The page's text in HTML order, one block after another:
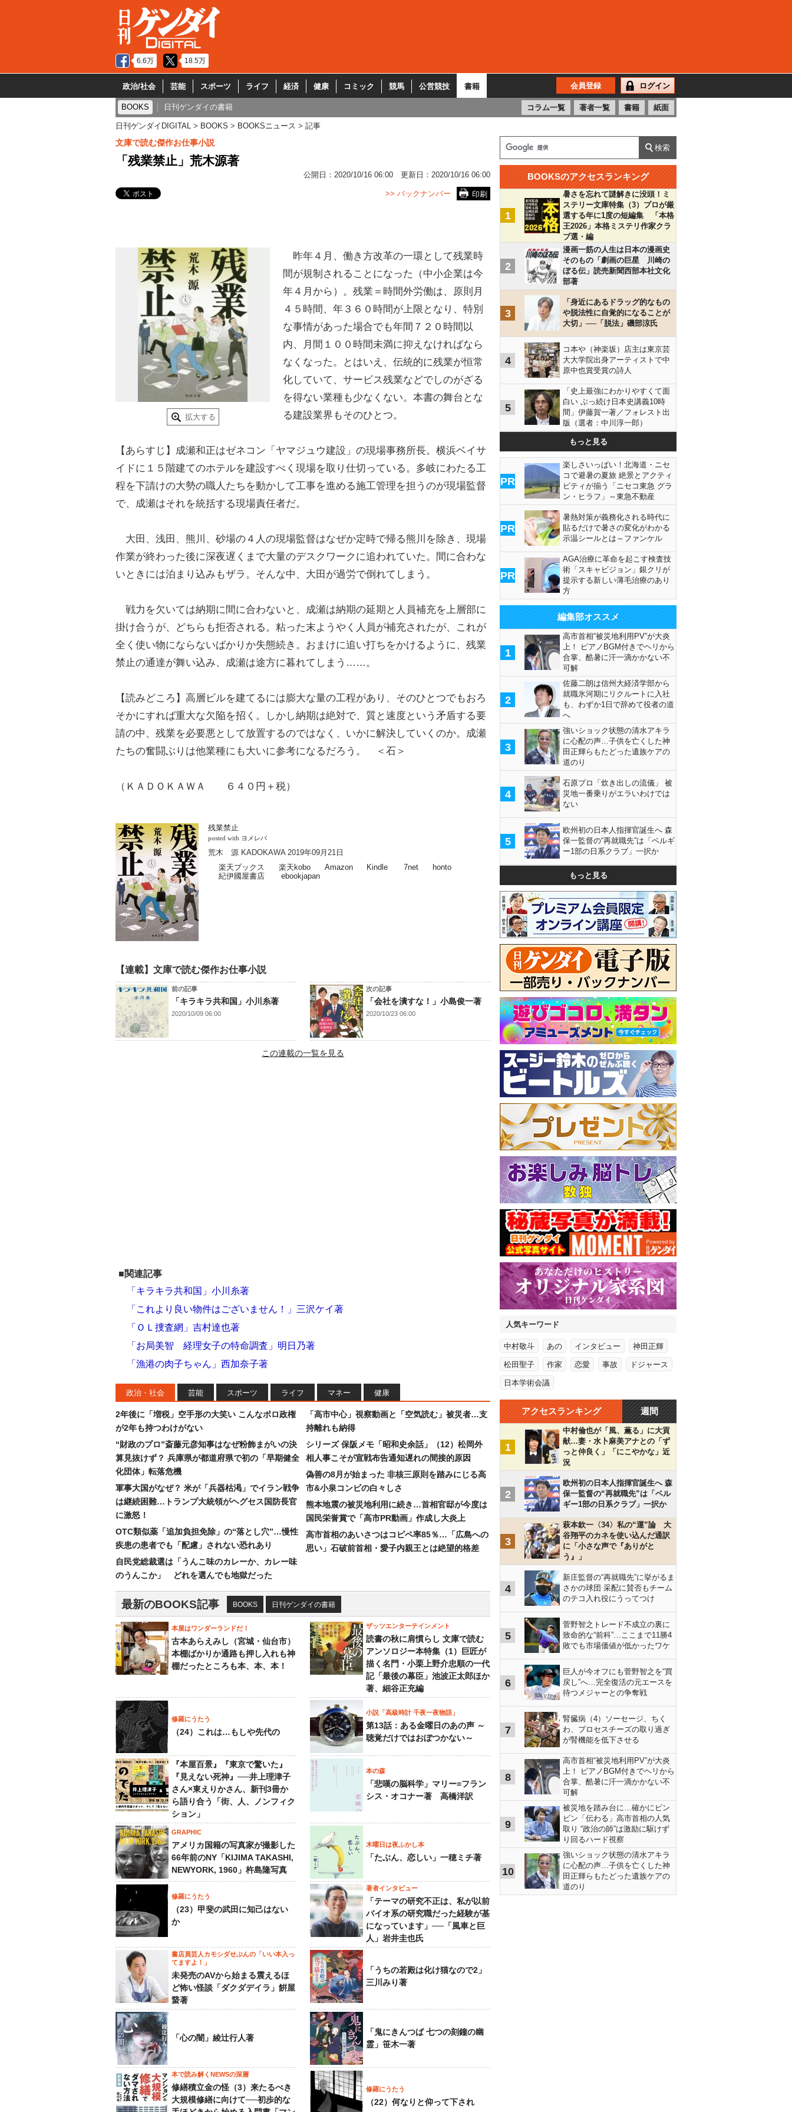
6.6万 18.5万
政治/社会 芸能 スポーツ ライフ 経済 健康 コミック 競馬 公営競技 書籍 会員登録 ログイン
BOOKS 日刊ゲンダイの書籍 コラム一覧 著者一覧 書籍 紙面
日刊ゲンダイDIGITAL BOOKS BOOKSニュース 記事
文庫で読む傑作お仕事小説
「残業禁止」荒木源著
公開日： 2020/10/16 06:00 更新日： 2020/10/16 06:00
印刷
>> バックナンバー
拡大する
昨年４月、働き方改革の一環として残業時
間が規制されることになった（中小企業は今
年４月から）。残業＝時間外労働は、原則月
４５時間、年３６０時間が上限となり、特別
な事情があった場合でも年間７２０時間以
内、月間１００時間未満に抑えなければなら
なくなった。とはいえ、伝統的に残業が恒常
化していて、サービス残業などでしのがざる
を得ない業種も少なくない。本書の舞台とな
る建設業界もそのひとつ。
【あらすじ】成瀬和正はゼネコン「ヤマジュウ建設」の現場事務所長。横浜ベイサ
イドに１５階建てのホテルを建設すべく現場を取り仕切っている。多岐にわたる工
程を下請けの大勢の職人たちを動かして工事を進める施工管理を担うのが現場監督
で、成瀬はそれを統括する現場責任者だ。
大田、浅田、熊川、砂場の４人の現場監督はなぜか定時で帰る熊川を除き、現場
作業が終わった後に深夜遅くまで大量のデスクワークに追われていた。間に合わな
いときには泊まり込みもザラ。そんな中、大田が過労で倒れてしまう。
戦力を欠いては納期に間に合わないと、成瀬は納期の延期と人員補充を上層部に
掛け合うが、どちらも拒否される。粘った末ようやく人員が補充されたが、これが
全く使い物にならないばかりか失態続き。おまけに追い打ちをかけるように、残業
禁止の通達が舞い込み、成瀬は途方に暮れてしまう……。
【読みどころ】高層ビルを建てるには膨大な量の工程があり、そのひとつでもおろ
そかにすれば重大な欠陥を招く。しかし納期は絶対で、質と速度という矛盾する要
請の中、残業を必要悪として放置するのではなく、いかに解決していくのか。成瀬
たちの奮闘ぶりは他業種にも大いに参考になるだろう。 ＜石＞
（ＫＡＤＯＫＡＷＡ ６４０円＋税）
残業禁止
posted with ヨメレバ
荒木 源 KADOKAWA 2019年09月21日
楽天ブックス
楽天kobo Amazon Kindle 7net
honto
紀伊國屋書店
ebookjapan
【連載】文庫で読む傑作お仕事小説
前の記事
「キラキラ共和国」小川糸著
2020/10/09 06:00
次の記事
「会社を潰すな！」小島俊一著
2020/10/23 06:00
この連載の一覧を見る
■関連記事
「キラキラ共和国」小川糸著
「これより良い物件はございません！」三沢ケイ著
「ＯＬ捜査網」吉村達也著
「お局美智 経理女子の特命調査」明日乃著
「漁港の肉子ちゃん」西加奈子著
政治・社会 芸能 スポーツ ライフ マネー 健康
2年後に「増税」空手形の大笑い こんなボロ政権
が2年も持つわけがない
“財政のプロ”斎藤元彦知事はなぜ粉飾まがいの決
算見抜けず？ 兵庫県が都道府県で初の「早期健全
化団体」転落危機
軍事大国がなぜ？ 米が「兵器枯渇」でイラン戦争
は継続困難…トランプ大統領がヘグセス国防長官
に激怒！
OTC類似薬「追加負担免除」の“落とし穴”…慢性
疾患の患者でも「配慮」されない恐れあり
自民党総裁選は「うんこ味のカレーか、カレー味
のうんこか」 どれを選んでも地獄だった
「高市中心」視察動画と「空気読む」被災者…支
持離れも納得
シリーズ 保阪メモ「昭和史余話」（12）松岡外
相人事こそが宣戦布告通知遅れの間接的原因
偽善の8月が始まった 非核三原則を踏みにじる高
市&小泉コンビの白々しさ
熊本地震の被災地利用に続き…首相官邸が今度は
国民栄誉賞で「高市PR動画」作成し大炎上
高市首相のあいさつはコピペ率85％…「広島への
思い」石破前首相・愛子内親王とは絶望的格差
最新のBOOKS記事 BOOKS 日刊ゲンダイの書籍
本屋はワンダーランドだ！
古本あらえみし（宮城・仙台市）
本棚ばかりか通路も押し入れも神
棚だったところも本、本、本！
ザッツエンターテインメント
読書の秋に肩慣らし 文庫で読む
アンソロジー本特集（1）巨匠が
描く名門・小栗上野介忠順の一代
記「最後の幕臣」池波正太郎ほか
著、細谷正充編
修羅にうたう
（24）これは…もしや先代の
小説「高級時計 千夜一夜物語」
第13話：ある金曜日のあの声 ～
聴覚だけではおぼつかない～
『本屋百景』『東京で驚いた』
『見えない死神』──井上理津子
さん×東えりかさん、新刊3冊か
ら語り合う「街、人、ノンフィク
ション」
本の森
「悲嘆の脳科学」マリー=フラン
シス・オコナー著 高橋洋訳
GRAPHIC
アメリカ国籍の写真家が撮影した
66年前のNY「KIJIMA TAKASHI,
NEWYORK, 1960」杵島隆写真
木曜日は夜ふかし本
「たぶん、恋しい」一穂ミチ著
修羅にうたう
（23）甲斐の武田に知己はない
か
著者インタビュー
「テーマの研究不正は、私が以前
バイオ系の研究職だった経験が基
になっています」──「風車と巨
人」岩井圭也氏
書店員芸人カモシダせぶんの「いい本入っ
てますよ！」
未発売のAVから始まる震えるほ
ど怖い怪談「ダクダデイラ」餠屋
䖸著
「うちの若殿は化け猫なので2」
三川みり著
「心の闇」綾辻行人著
「鬼にきんつば 七つの刻鐘の幽
霊」笹木一著
本で読み解くNEWSの深層
修繕積立金の怪（3）来たるべき
大規模修繕に向けて──初歩的な
修羅にうたう
（22）何なりと仰って下され
BOOKSのアクセスランキング
1
暑さを忘れて謎解きに没頭！ミ
ステリー文庫特集（3）プロが厳
選する年に1度の短編集 「本格
王2026」本格ミステリ作家クラ
ブ選・編
2
漫画一筋の人生は日本の漫画史
そのもの「劇画の巨星 川崎の
ぼる伝」読売新聞西部本社文化
部著
3
「身近にあるドラッグ的なもの
や脱法性に自覚的になることが
大切」──「脱法」磯部涼氏
4
コ本や（神楽坂）店主は東京芸
大大学院出身アーティストで中
原中也賞受賞の詩人
5
「史上最強にわかりやすくて面
白い ぶっ続け日本史講義10時
間」伊藤賀一著／フォレスト出
版（選者：中川淳一郎）
もっと見る
PR
楽しさいっぱい！北海道・ニセ
コで避暑の夏旅 絶景とアクティ
ビティが揃う「ニセコ東急 グラ
ン・ヒラフ」～東急不動産
PR
暑熱対策が義務化される時代に
貼るだけで暑さの変化がわかる
示温シールとは～ファンケル
PR
AGA治療に革命を起こす検査技
術「スキャビジョン」銀クリが
提示する新しい薄毛治療のあり
方
編集部オススメ
1
高市首相“被災地利用PV”が大炎
上！ ピアノBGM付きでヘリから
合掌、酷暑に汗一滴かかない不
可解
2
佐藤二朗は信州大経済学部から
就職氷河期にリクルートに入社
も、わずか1日で辞めて役者の道
へ
3
強いショック状態の清水アキラ
に心配の声…子供を亡くした神
田正輝らもたどった遺族ケアの
道のり
4
石原プロ「炊き出しの流儀」 被
災地一番乗りがエラいわけでは
ない
5
欧州初の日本人指揮官誕生へ 森
保一監督の“再就職先”は「ベルギ
ー1部の日系クラブ」一択か
もっと見る
人気キーワード
中村敬斗 あの インタビュー 神田正輝
松田聖子 作家 恋愛 事故 ドジャース
日本学術会議
アクセスランキング 週間
1
中村倫也が「風、薫る」に大貢
献…妻・水卜麻美アナとの「ず
っと仲良く」「にこやかな」近
況
2
欧州初の日本人指揮官誕生へ 森
保一監督の“再就職先”は「ベル
ギー1部の日系クラブ」一択か
3
萩本欽一〈34〉私の“運”論 大
谷翔平のカネを使い込んだ通訳
に「小さな声で『ありがと
う』」
4
新庄監督の“再就職先”に挙がるま
さかの球団 采配に賛否もチーム
のテコ入れ役にうってつけ
5
菅野智之トレード不成立の裏に
致命的な“前科”…ここまで11勝4
敗でも市場価値が低かったワケ
6
巨人が今オフにも菅野智之を“買
戻し”へ…完全復活の元エースを
待つメジャーとの争奪戦
7
腎臓病（4）ソーセージ、ちく
わ、プロセスチーズの取り過ぎ
が腎機能を低下させる
8
高市首相“被災地利用PV”が大炎
上！ ピアノBGM付きでヘリから
合掌、酷暑に汗一滴かかない不
可解
9
被災地を踏み台に…確かにビン
ビン「伝わる」高市首相の人気
取り “政治の師”は激励に駆けず
り回るハード視察
10
強いショック状態の清水アキラ
に心配の声…子供を亡くした神
田正輝らもたどった遺族ケアの
道のり